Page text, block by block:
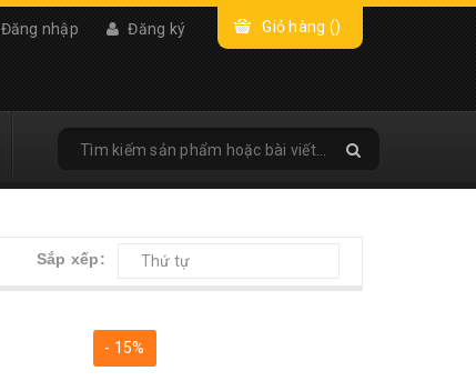
Giỏ hàng ()
Đăng nhập Đăng ký
Sắp xếp: Thứ tự
- 15%